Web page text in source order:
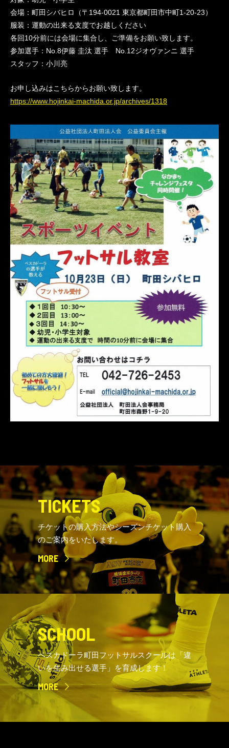
会場：町田シバヒロ（〒194-0021 東京都町田市中町1-20-23）
服装：運動の出来る支度でお越しください
各回10分前には会場に集合し、ご準備をお願い致します。
参加選手：No.8伊藤 圭汰 選手 No.12ジオヴァンニ 選手
スタッフ：小川亮
お申し込みはこちらからお願い致します。
https://www.hojinkai-machida.or.jp/archives/1318
TICKETS
チケットの購入方法やシーズンチケット購入
のご案内をいたします。
MORE
SCHOOL
ペスカドーラ町田フットサルスクールは「違
いを生み出せる選手」を育成します！
MORE